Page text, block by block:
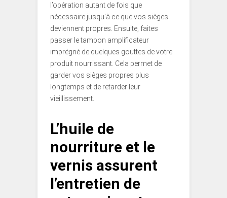
l’opération autant de fois que
nécessaire jusqu’à ce que vos sièges
deviennent propres. Ensuite, faites
passer le tampon amplificateur
imprégné de quelques gouttes de votre
produit nourrissant. Cela permet de
garder vos sièges propres plus
longtemps et de retarder leur
vieillissement.
L’huile de
nourriture et le
vernis assurent
l’entretien de